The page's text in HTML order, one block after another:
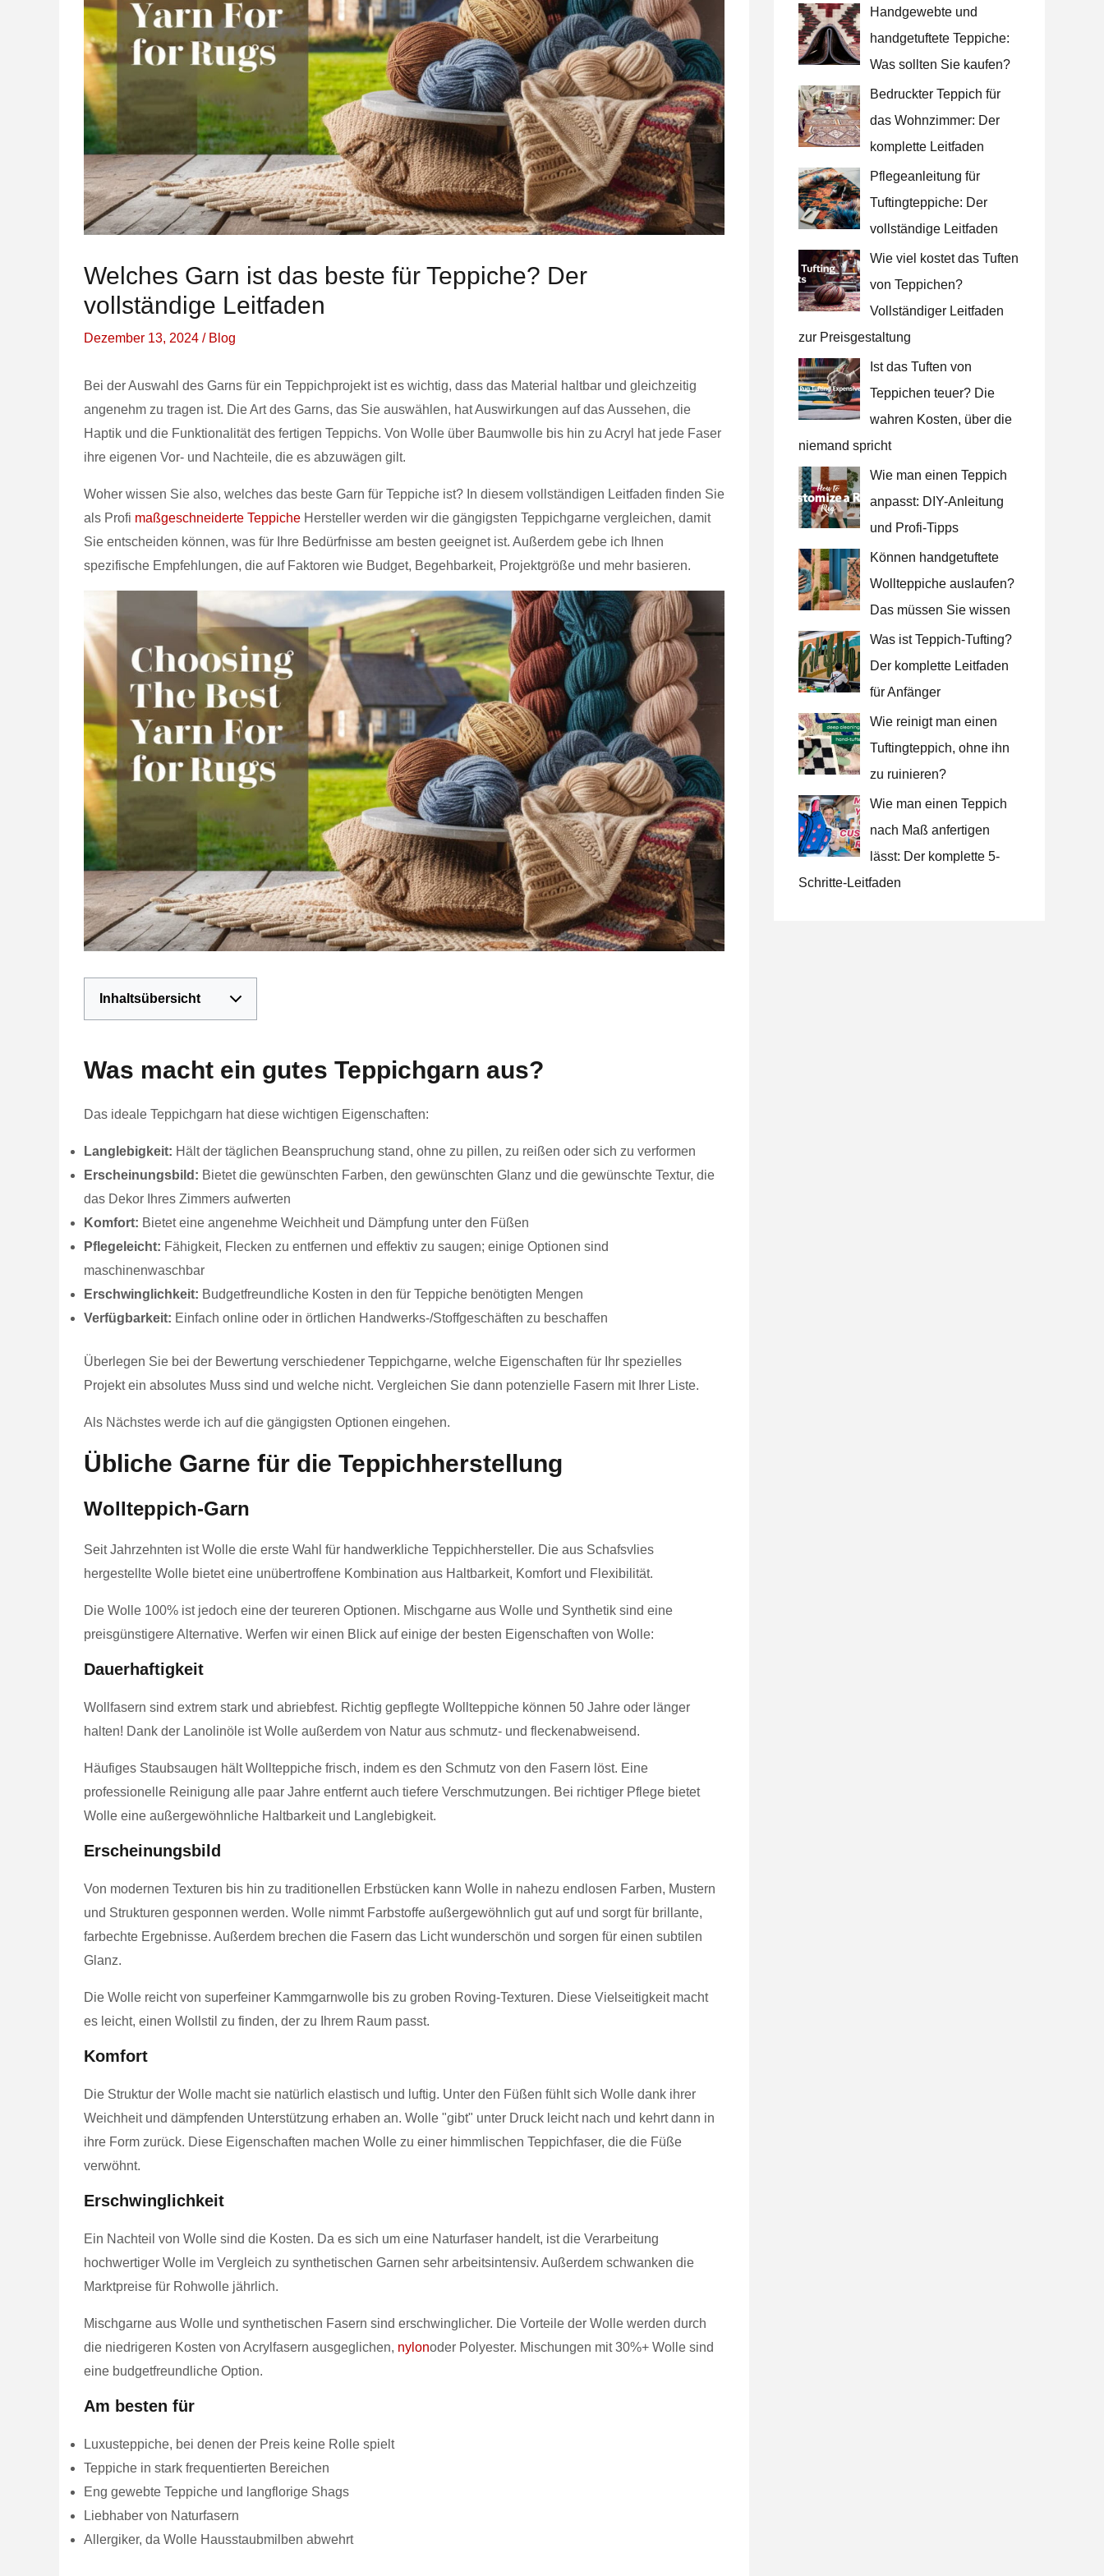
Welches Garn ist das beste für Teppiche? Der
vollständige Leitfaden
Dezember 13, 2024 / Blog
Bei der Auswahl des Garns für ein Teppichprojekt ist es wichtig, dass das Material haltbar und gleichzeitig
angenehm zu tragen ist. Die Art des Garns, das Sie auswählen, hat Auswirkungen auf das Aussehen, die
Haptik und die Funktionalität des fertigen Teppichs. Von Wolle über Baumwolle bis hin zu Acryl hat jede Faser
ihre eigenen Vor- und Nachteile, die es abzuwägen gilt.
Woher wissen Sie also, welches das beste Garn für Teppiche ist? In diesem vollständigen Leitfaden finden Sie
als Profi maßgeschneiderte Teppiche Hersteller werden wir die gängigsten Teppichgarne vergleichen, damit
Sie entscheiden können, was für Ihre Bedürfnisse am besten geeignet ist. Außerdem gebe ich Ihnen
spezifische Empfehlungen, die auf Faktoren wie Budget, Begehbarkeit, Projektgröße und mehr basieren.
Inhaltsübersicht
Was macht ein gutes Teppichgarn aus?
Das ideale Teppichgarn hat diese wichtigen Eigenschaften:
Langlebigkeit: Hält der täglichen Beanspruchung stand, ohne zu pillen, zu reißen oder sich zu verformen
Erscheinungsbild: Bietet die gewünschten Farben, den gewünschten Glanz und die gewünschte Textur, die
das Dekor Ihres Zimmers aufwerten
Komfort: Bietet eine angenehme Weichheit und Dämpfung unter den Füßen
Pflegeleicht: Fähigkeit, Flecken zu entfernen und effektiv zu saugen; einige Optionen sind
maschinenwaschbar
Erschwinglichkeit: Budgetfreundliche Kosten in den für Teppiche benötigten Mengen
Verfügbarkeit: Einfach online oder in örtlichen Handwerks-/Stoffgeschäften zu beschaffen
Überlegen Sie bei der Bewertung verschiedener Teppichgarne, welche Eigenschaften für Ihr spezielles
Projekt ein absolutes Muss sind und welche nicht. Vergleichen Sie dann potenzielle Fasern mit Ihrer Liste.
Als Nächstes werde ich auf die gängigsten Optionen eingehen.
Übliche Garne für die Teppichherstellung
Wollteppich-Garn
Seit Jahrzehnten ist Wolle die erste Wahl für handwerkliche Teppichhersteller. Die aus Schafsvlies
hergestellte Wolle bietet eine unübertroffene Kombination aus Haltbarkeit, Komfort und Flexibilität.
Die Wolle 100% ist jedoch eine der teureren Optionen. Mischgarne aus Wolle und Synthetik sind eine
preisgünstigere Alternative. Werfen wir einen Blick auf einige der besten Eigenschaften von Wolle:
Dauerhaftigkeit
Wollfasern sind extrem stark und abriebfest. Richtig gepflegte Wollteppiche können 50 Jahre oder länger
halten! Dank der Lanolinöle ist Wolle außerdem von Natur aus schmutz- und fleckenabweisend.
Häufiges Staubsaugen hält Wollteppiche frisch, indem es den Schmutz von den Fasern löst. Eine
professionelle Reinigung alle paar Jahre entfernt auch tiefere Verschmutzungen. Bei richtiger Pflege bietet
Wolle eine außergewöhnliche Haltbarkeit und Langlebigkeit.
Erscheinungsbild
Von modernen Texturen bis hin zu traditionellen Erbstücken kann Wolle in nahezu endlosen Farben, Mustern
und Strukturen gesponnen werden. Wolle nimmt Farbstoffe außergewöhnlich gut auf und sorgt für brillante,
farbechte Ergebnisse. Außerdem brechen die Fasern das Licht wunderschön und sorgen für einen subtilen
Glanz.
Die Wolle reicht von superfeiner Kammgarnwolle bis zu groben Roving-Texturen. Diese Vielseitigkeit macht
es leicht, einen Wollstil zu finden, der zu Ihrem Raum passt.
Komfort
Die Struktur der Wolle macht sie natürlich elastisch und luftig. Unter den Füßen fühlt sich Wolle dank ihrer
Weichheit und dämpfenden Unterstützung erhaben an. Wolle "gibt" unter Druck leicht nach und kehrt dann in
ihre Form zurück. Diese Eigenschaften machen Wolle zu einer himmlischen Teppichfaser, die die Füße
verwöhnt.
Erschwinglichkeit
Ein Nachteil von Wolle sind die Kosten. Da es sich um eine Naturfaser handelt, ist die Verarbeitung
hochwertiger Wolle im Vergleich zu synthetischen Garnen sehr arbeitsintensiv. Außerdem schwanken die
Marktpreise für Rohwolle jährlich.
Mischgarne aus Wolle und synthetischen Fasern sind erschwinglicher. Die Vorteile der Wolle werden durch
die niedrigeren Kosten von Acrylfasern ausgeglichen, nylonoder Polyester. Mischungen mit 30%+ Wolle sind
eine budgetfreundliche Option.
Am besten für
Luxusteppiche, bei denen der Preis keine Rolle spielt
Teppiche in stark frequentierten Bereichen
Eng gewebte Teppiche und langflorige Shags
Liebhaber von Naturfasern
Allergiker, da Wolle Hausstaubmilben abwehrt
a
c
:
Handgewebte und
handgetuftete Teppiche:
Was sollten Sie kaufen?
Bedruckter Teppich für
das Wohnzimmer: Der
komplette Leitfaden
Pflegeanleitung für
Tuftingteppiche: Der
vollständige Leitfaden
Wie viel kostet das Tuften
von Teppichen?
Vollständiger Leitfaden
zur Preisgestaltung
Ist das Tuften von
Teppichen teuer? Die
wahren Kosten, über die
niemand spricht
Wie man einen Teppich
anpasst: DIY-Anleitung
und Profi-Tipps
Können handgetuftete
Wollteppiche auslaufen?
Das müssen Sie wissen
Was ist Teppich-Tufting?
Der komplette Leitfaden
für Anfänger
Wie reinigt man einen
Tuftingteppich, ohne ihn
zu ruinieren?
Wie man einen Teppich
nach Maß anfertigen
lässt: Der komplette 5-
Schritte-Leitfaden